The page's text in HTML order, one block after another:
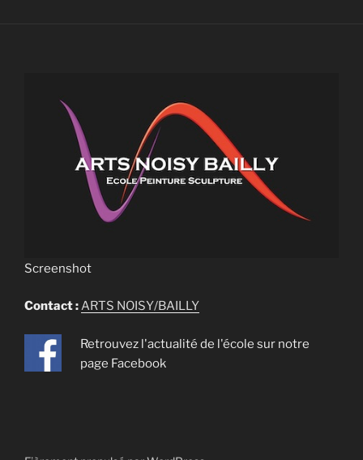
Screenshot
Contact :ARTS NOISY/BAILLY
Retrouvez l'actualité de l'école sur notre
page Facebook